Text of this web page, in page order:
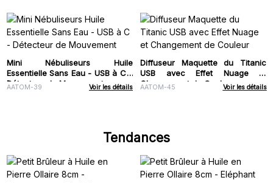
Mini Nébuliseurs Huile
Essentielle Sans Eau - USB à C -
Détecteur de Mouvement
AATOM-39 Voir les détails
Diffuseur Maquette du Titanic
USB avec Effet Nuage et
Changement de Couleur
AATOM-45 Voir les détails
Tendances